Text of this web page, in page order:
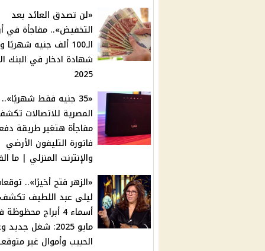
«لن تصدق العائد بعد
التخفيض».. مفاجأة في
الـ100 ألف جنيه
شهادة ادخار في البنك
2025
«35 جنيه فقط شهريًا»..
المصرية للاتصالات
مفاجأة هتغير طريقة
فاتورة التليفون الأرضي
والإنترنت المنزلي | ما
«الزهر فتح أخيرًا»..
ليلى عبد اللطيف تكشف
أسماء 4 أبراج
مايو 2025: شغل
الحبيب وأموال غير